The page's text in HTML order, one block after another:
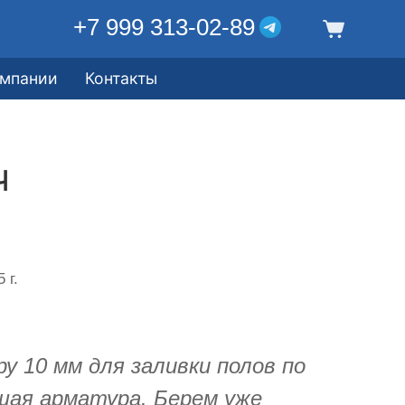
+7 999 313-02-89
Контакты
г.
10 мм для заливки полов по
арматура. Берем уже